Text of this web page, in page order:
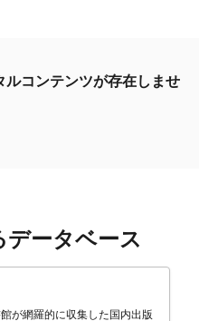
ルコンテンツが存在しませ
ータベース
が網羅的に収集した国内出版